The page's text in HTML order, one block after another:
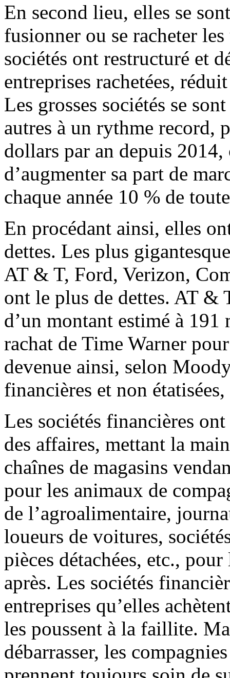
En second lieu, elles se
fusionner ou se racheter
sociétés ont restructuré et
entreprises rachetées,
Les grosses sociétés se
autres à un rythme record,
dollars par an depuis
d’augmenter sa part de
chaque année 10 % de
En procédant ainsi, elles
dettes. Les plus
AT & T, Ford, Verizon,
ont le plus de dettes. AT &
d’un montant estimé à
rachat de Time Warner
devenue ainsi, selon
financières et non
Les sociétés financières
des affaires, mettant la
chaînes de magasins
pour les animaux de
de l’agroalimentaire,
loueurs de voitures,
pièces détachées, etc.,
après. Les sociétés
entreprises qu’elles
les poussent à la faillite.
débarrasser, les